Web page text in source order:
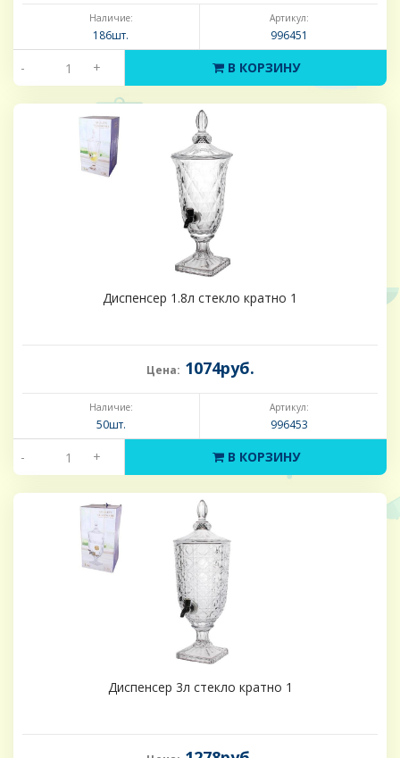
Наличие:
186шт.
Артикул:
996451
- + В КОРЗИНУ
Диспенсер 1.8л стекло кратно 1
Цена: 1074руб.
Наличие:
50шт.
Артикул:
996453
- + В КОРЗИНУ
Диспенсер 3л стекло кратно 1